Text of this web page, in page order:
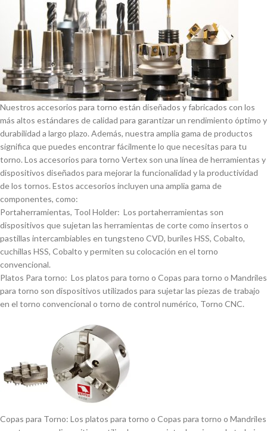
Nuestros accesorios para torno están diseñados y fabricados con los
más altos estándares de calidad para garantizar un rendimiento óptimo y
durabilidad a largo plazo. Además, nuestra amplia gama de productos
significa que puedes encontrar fácilmente lo que necesitas para tu
torno. Los accesorios para torno Vertex son una lí­nea de herramientas y
dispositivos diseñados para mejorar la funcionalidad y la productividad
de los tornos. Estos accesorios incluyen una amplia gama de
componentes, como:
Portaherramientas, Tool Holder: Los portaherramientas son
dispositivos que sujetan las herramientas de corte como insertos o
pastillas intercambiables en tungsteno CVD, buriles HSS, Cobalto,
cuchillas HSS, Cobalto y permiten su colocación en el torno
convencional.
Platos Para torno: Los platos para torno o Copas para torno o Mandriles
para torno son dispositivos utilizados para sujetar las piezas de trabajo
en el torno convencional o torno de control numérico, Torno CNC.
Copas para Torno: Los platos para torno o Copas para torno o Mandriles